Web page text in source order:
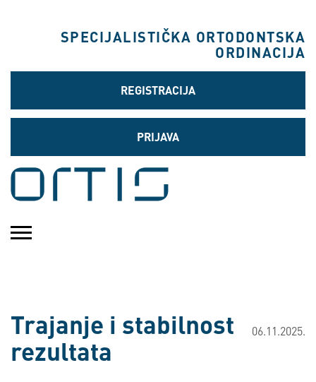
SPECIJALISTIČKA ORTODONTSKA
ORDINACIJA
REGISTRACIJA
PRIJAVA
06.11.2025.
Trajanje i stabilnost
rezultata